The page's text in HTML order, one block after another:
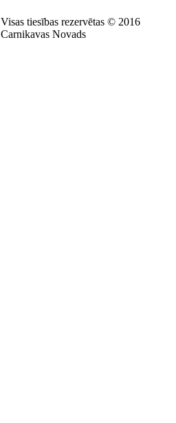
Visas tiesības rezervētas © 2016
Carnikavas Novads